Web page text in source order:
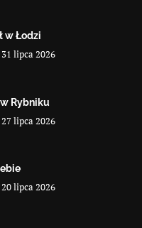
w Łodzi
31 lipca 2026
Rybniku
27 lipca 2026
20 lipca 2026